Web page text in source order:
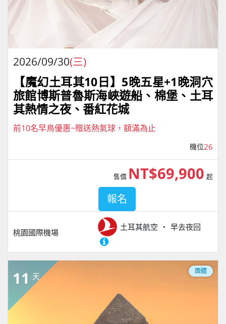
2026/09/30(三)
【魔幻土耳其10日】5晚五星+1晚洞穴
旅館博斯普魯斯海峽遊船、棉堡、土耳
其熱情之夜、番紅花城
前10名早鳥優惠~贈送熱氣球，額滿為止
機位26
桃園國際機場
土耳其航空 早去夜回
售價 NT$69,900 起
報名
11 天
團體